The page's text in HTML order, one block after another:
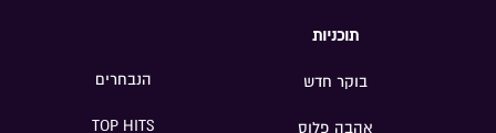
תוכניות
בוקר חדש
אהבה פלוס
הנבחרים
TOP HITS